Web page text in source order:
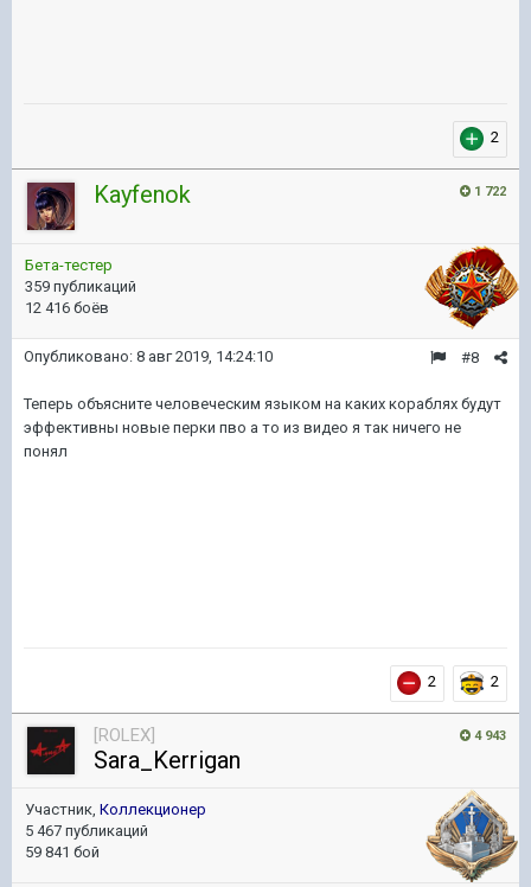
2
1 722
Kayfenok
Бета-тестер
359 публикаций
12 416 боёв
#8
Опубликовано: 8 авг 2019, 14:24:10
Теперь объясните человеческим языком на каких кораблях будут
эффективны новые перки пво а то из видео я так ничего не
понял
2 2
4 943
[ROLEX]
Sara_Kerrigan
Участник, Коллекционер
5 467 публикаций
59 841 бой